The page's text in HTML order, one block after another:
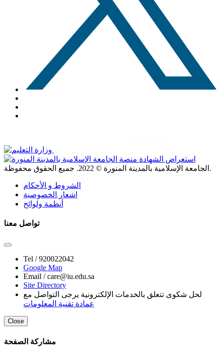
الجامعة الإسلامية بالمدينة المنورة © 2022 . جميع الحقوق محفوظة.
الشروط و الأحكام
اشعار الخصوصية
أنظمة ولوائح
تواصل معنا
Tel /920022042
Google Map
Email /care@iu.edu.sa
Site Directory
لحل شكوى تتعلق بالخدمات الإلكترونية يرجى التواصل مع
عمادة تقنية المعلومات
Close
مشاركة الصفحة